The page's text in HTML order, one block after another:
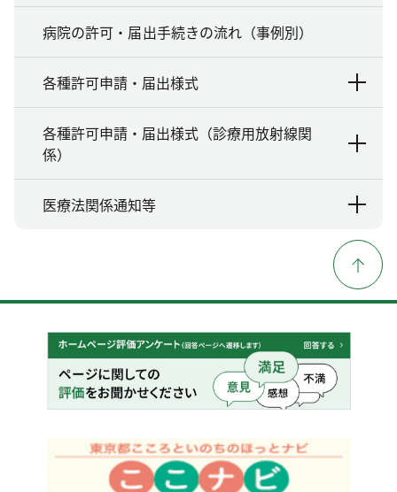
病院の許可・届出手続きの流れ（事例別）
各種許可申請・届出様式
各種許可申請・届出様式（診療用放射線関
係）
医療法関係通知等